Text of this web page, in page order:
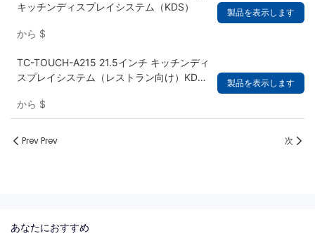
キッチンディスプレイシステム（KDS）
から $
製品を表示します
TC-TOUCH-A215 21.5インチ キッチンディ
スプレイシステム（レストラン向け）KDS
から $
製品を表示します
Prev Prev 次
あなたにおすすめ